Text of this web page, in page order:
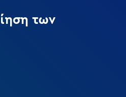
των